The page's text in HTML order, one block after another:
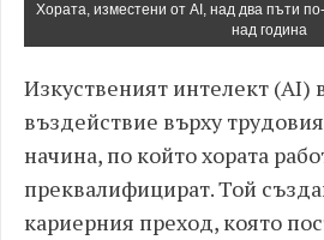
Хората, изместени от AI, над два пъти
над година
Изкуственият интелект (AI)
въздействие върху
начина, по който хората
преквалифицират. Той
кариерния преход, която